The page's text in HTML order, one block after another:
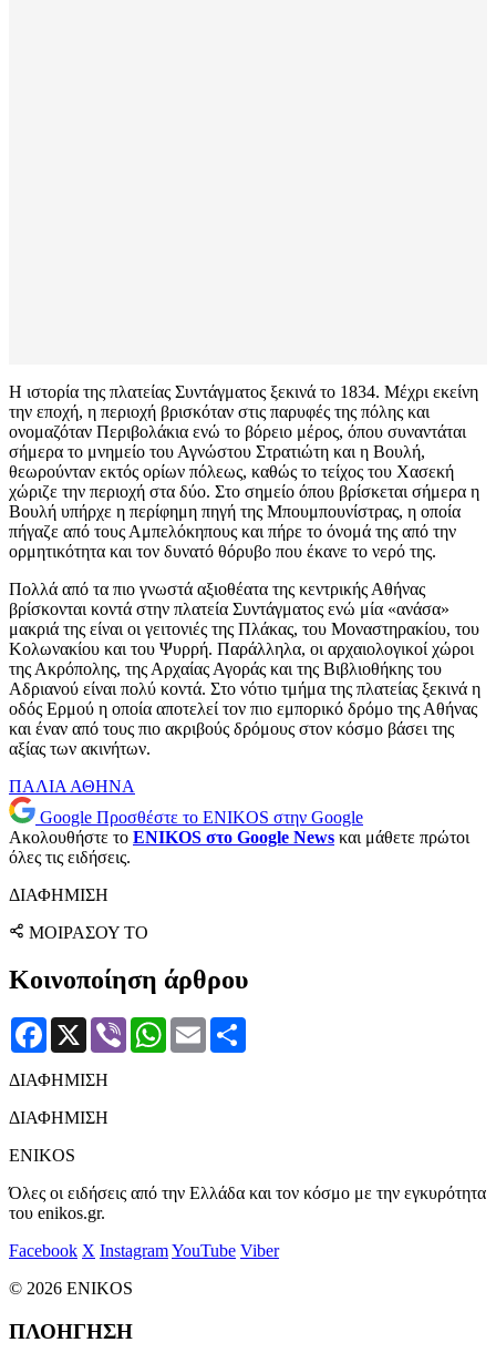
Η ιστορία της πλατείας Συντάγματος ξεκινά το 1834. Μέχρι εκείνη
την εποχή, η περιοχή βρισκόταν στις παρυφές της πόλης και
ονομαζόταν Περιβολάκια ενώ το βόρειο μέρος, όπου συναντάται
σήμερα το μνημείο του Αγνώστου Στρατιώτη και η Βουλή,
θεωρούνταν εκτός ορίων πόλεως, καθώς το τείχος του Χασεκή
χώριζε την περιοχή στα δύο. Στο σημείο όπου βρίσκεται σήμερα η
Βουλή υπήρχε η περίφημη πηγή της Μπουμπουνίστρας, η οποία
πήγαζε από τους Αμπελόκηπους και πήρε το όνομά της από την
ορμητικότητα και τον δυνατό θόρυβο που έκανε το νερό της.
Πολλά από τα πιο γνωστά αξιοθέατα της κεντρικής Αθήνας
βρίσκονται κοντά στην πλατεία Συντάγματος ενώ μία «ανάσα»
μακριά της είναι οι γειτονιές της Πλάκας, του Μοναστηρακίου, του
Κολωνακίου και του Ψυρρή. Παράλληλα, οι αρχαιολογικοί χώροι
της Ακρόπολης, της Αρχαίας Αγοράς και της Βιβλιοθήκης του
Αδριανού είναι πολύ κοντά. Στο νότιο τμήμα της πλατείας ξεκινά η
οδός Ερμού η οποία αποτελεί τον πιο εμπορικό δρόμο της Αθήνας
και έναν από τους πιο ακριβούς δρόμους στον κόσμο βάσει της
αξίας των ακινήτων.
ΠΑΛΙΑ ΑΘΗΝΑ
Google Προσθέστε το ENIKOS στην Google
Ακολουθήστε το ENIKOS στο Google News και μάθετε πρώτοι
όλες τις ειδήσεις.
ΔΙΑΦΗΜΙΣΗ
ΜΟΙΡΑΣΟΥ ΤΟ
Κοινοποίηση άρθρου
Facebook
X Viber WhatsApp
Email
ΔΙΑΦΗΜΙΣΗ
ΔΙΑΦΗΜΙΣΗ
ENIKOS
Όλες οι ειδήσεις από την Ελλάδα και τον κόσμο με την εγκυρότητα
του enikos.gr.
Facebook X InstagramYouTube Viber
© 2026 ENIKOS
ΠΛΟΗΓΗΣΗ